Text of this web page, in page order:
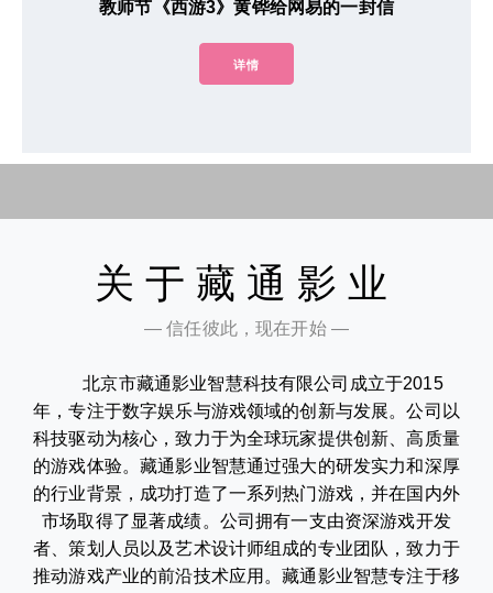
教师节《西游3》黄铧给网易的一封信
详情
关于藏通影业
— 信任彼此，现在开始 —
北京市藏通影业智慧科技有限公司成立于2015
年，专注于数字娱乐与游戏领域的创新与发展。公司以
科技驱动为核心，致力于为全球玩家提供创新、高质量
的游戏体验。藏通影业智慧通过强大的研发实力和深厚
的行业背景，成功打造了一系列热门游戏，并在国内外
市场取得了显著成绩。公司拥有一支由资深游戏开发
者、策划人员以及艺术设计师组成的专业团队，致力于
推动游戏产业的前沿技术应用。藏通影业智慧专注于移